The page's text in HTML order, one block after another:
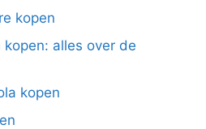
kopen
alles over de
kopen